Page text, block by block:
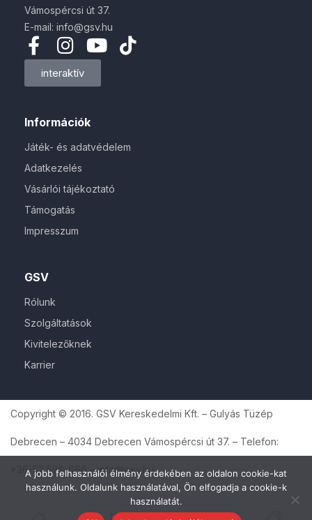
GSV
Rólunk
Szolgáltatások
Kivitelezőknek
Karrier
Információk
Játék- és adatvédelem
Adatkezelés
Vásárlói tájékoztató
Támogatás
Impresszum
Vámospércsi út 37.
E-mail: info@gsv.hu
interaktív
Copyright © 2016. GSV Kereskedelmi Kft. – Gulyás Tüzép
Debrecen – 4034 Debrecen Vámospércsi út 37. – Telefon:
+36-52 526-666 – info@gsv.hu
A jobb felhasználói élmény érdekében az oldalon cookie-kat
használunk. Oldalunk használatával, Ön elfogadja a cookie-k
használatát.